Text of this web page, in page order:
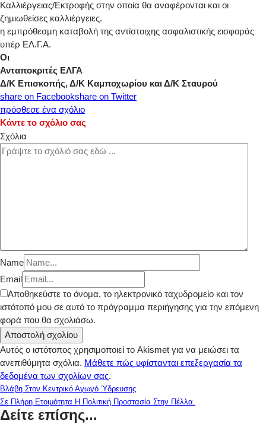
Καλλιέργειας/Εκτροφής στην οποία θα αναφέρονται και οι
ζηµιωθείσες καλλιέργειες.
η εµπρόθεσµη καταβολή της αντίστοιχης ασφαλιστικής εισφοράς
υπέρ ΕΛ.Γ.Α.
Οι
Ανταποκριτές ΕΛΓΑ
Δ/Κ Επισκοπής, Δ/Κ Καμποχωρίου και Δ/Κ Σταυρού
share on Facebookshare on Twitter
πρόσθεσε ένα σχόλιο
Κάντε το σχόλιο σας
Σχόλια
Name
Email
Αποθηκεύστε το όνομα, το ηλεκτρονικό ταχυδρομείο και τον
ιστότοπό μου σε αυτό το πρόγραμμα περιήγησης για την επόμενη
φορά που θα σχολιάσω.
Αυτός ο ιστότοπος χρησιμοποιεί το Akismet για να μειώσει τα
ανεπιθύμητα σχόλια. Μάθετε πώς υφίστανται επεξεργασία τα
δεδομένα των σχολίων σας.
Βλάβη Στον Κεντρικό Αγωγό Ύδρευσης
Σε Πλήρη Ετοιμότητα Η Πολιτική Προστασία Στην Πέλλα.
Δείτε επίσης...